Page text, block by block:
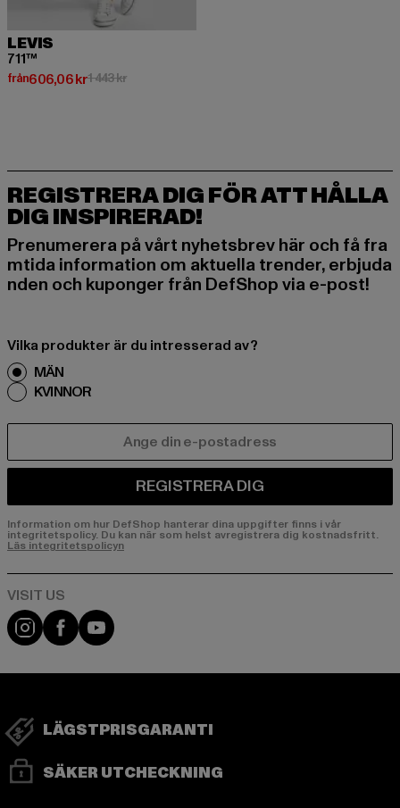
LEVIS
711™
från606,06 kr
Nuvarande pris: Från 606,06 kr
1 443 krKampanjpris: 1 443 kr
REGISTRERA DIG FÖR ATT HÅLLA
DIG INSPIRERAD!
Prenumerera på vårt nyhetsbrev här och få fra
mtida information om aktuella trender, erbjuda
nden och kuponger från DefShop via e-post!
Vilka produkter är du intresserad av?
MÄN
KVINNOR
REGISTRERA DIG
Information om hur DefShop hanterar dina uppgifter finns i vår
integritetspolicy. Du kan när som helst avregistrera dig kostnadsfritt.
Läs integritetspolicyn
Visit our Instagram page:
Visit our Facebook page:
Visit our YouTube channel:
LÄGSTPRISGARANTI
SÄKER UTCHECKNING